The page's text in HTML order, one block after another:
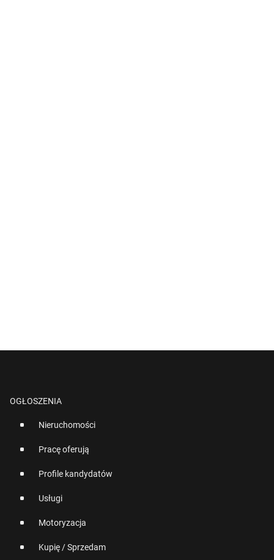
OGŁOSZENIA
Nieruchomości
Pracę oferują
Profile kandydatów
Usługi
Motoryzacja
Kupię / Sprzedam